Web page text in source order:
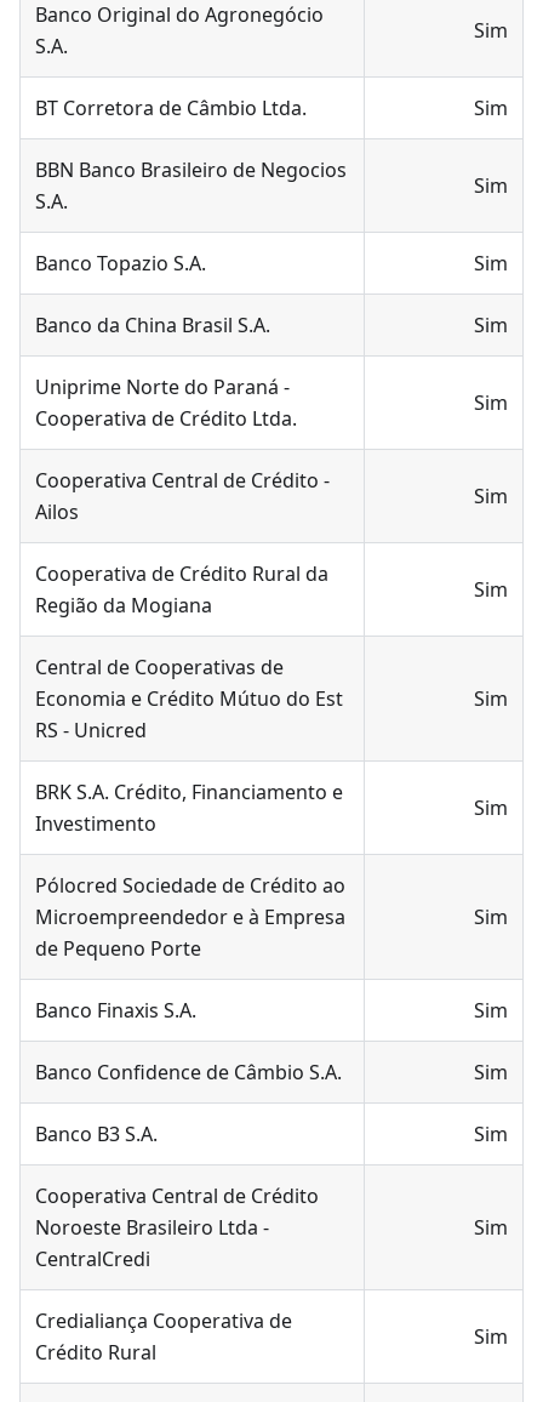
Banco Original do Agronegócio
S.A.
Sim
BT Corretora de Câmbio Ltda. Sim
BBN Banco Brasileiro de Negocios
S.A.
Sim
Banco Topazio S.A. Sim
Banco da China Brasil S.A. Sim
Uniprime Norte do Paraná -
Cooperativa de Crédito Ltda.
Sim
Cooperativa Central de Crédito -
Ailos
Sim
Cooperativa de Crédito Rural da
Região da Mogiana
Sim
Central de Cooperativas de
Economia e Crédito Mútuo do Est
RS - Unicred
Sim
BRK S.A. Crédito, Financiamento e
Investimento
Sim
Pólocred Sociedade de Crédito ao
Microempreendedor e à Empresa
de Pequeno Porte
Sim
Banco Finaxis S.A. Sim
Banco Confidence de Câmbio S.A. Sim
Banco B3 S.A. Sim
Cooperativa Central de Crédito
Noroeste Brasileiro Ltda -
CentralCredi
Sim
Credialiança Cooperativa de
Crédito Rural
Sim